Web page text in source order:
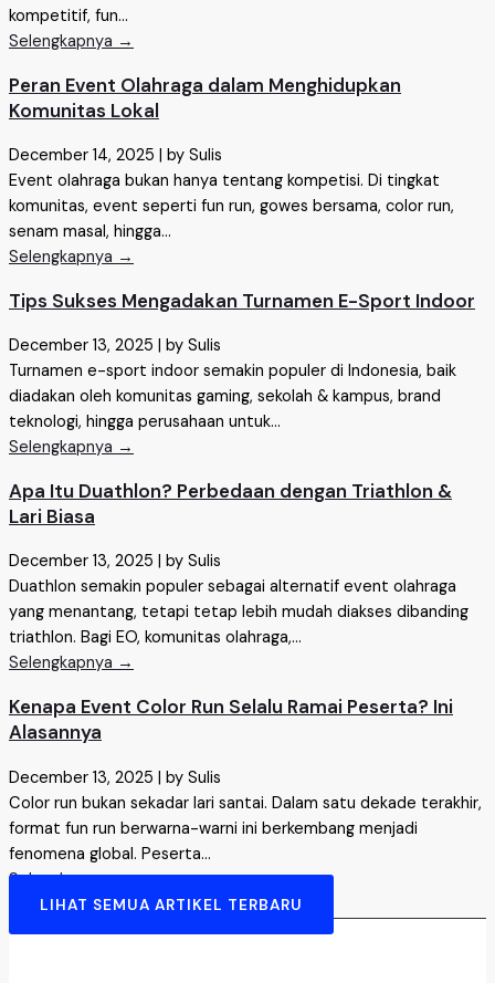
kompetitif, fun...
Selengkapnya →
Peran Event Olahraga dalam Menghidupkan
Komunitas Lokal
December 14, 2025
by Sulis
Event olahraga bukan hanya tentang kompetisi. Di tingkat
komunitas, event seperti fun run, gowes bersama, color run,
senam masal, hingga...
Selengkapnya →
Tips Sukses Mengadakan Turnamen E-Sport Indoor
December 13, 2025
by Sulis
Turnamen e-sport indoor semakin populer di Indonesia, baik
diadakan oleh komunitas gaming, sekolah & kampus, brand
teknologi, hingga perusahaan untuk...
Selengkapnya →
Apa Itu Duathlon? Perbedaan dengan Triathlon &
Lari Biasa
December 13, 2025
by Sulis
Duathlon semakin populer sebagai alternatif event olahraga
yang menantang, tetapi tetap lebih mudah diakses dibanding
triathlon. Bagi EO, komunitas olahraga,...
Selengkapnya →
Kenapa Event Color Run Selalu Ramai Peserta? Ini
Alasannya
December 13, 2025 | by Sulis
Color run bukan sekadar lari santai. Dalam satu dekade terakhir,
format fun run berwarna-warni ini berkembang menjadi
fenomena global. Peserta...
Selengkapnya →
LIHAT SEMUA ARTIKEL TERBARU